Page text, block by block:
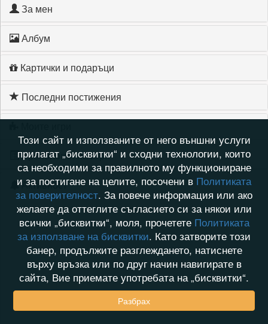
За мен
Албум
Картички и подаръци
Последни постижения
Хронология на игри
Активност
Този сайт и използваните от него външни услуги
прилагат „бисквитки“ и сходни технологии, които
са необходими за правилното му функциониране
и за постигане на целите, посочени в Политиката
за поверителност. За повече информация или ако
желаете да оттеглите съгласието си за някои или
всички „бисквитки“, моля, прочетете Политиката
за използване на бисквитки. Като затворите този
банер, продължите разглеждането, натиснете
върху връзка или по друг начин навигирате в
сайта, Вие приемате употребата на „бисквитки“.
Разбрах